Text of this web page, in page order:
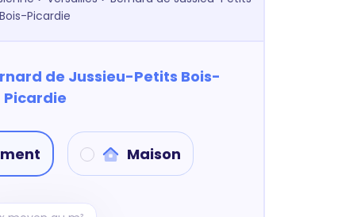
Bois-Picardie
de Jussieu-Petits Bois-
Picardie
Maison